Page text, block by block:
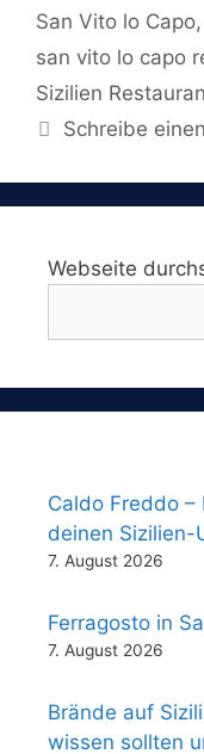
San Vito lo Capo,
san vito lo capo
Sizilien
Schreibe
Webseite
Caldo Freddo
deinen Sizilien-
7. August 2026
Ferragosto in
7. August 2026
Brände auf
wissen sollten